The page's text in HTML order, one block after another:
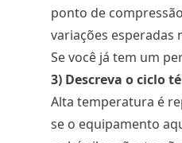
ponto de
variações esperadas
Se você já tem um
3) Descreva o ciclo
Alta temperatura é
se o equipamento